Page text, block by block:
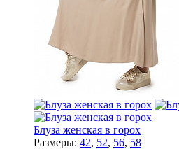
Блуза женская в горох
Размеры: 42, 52, 56, 58